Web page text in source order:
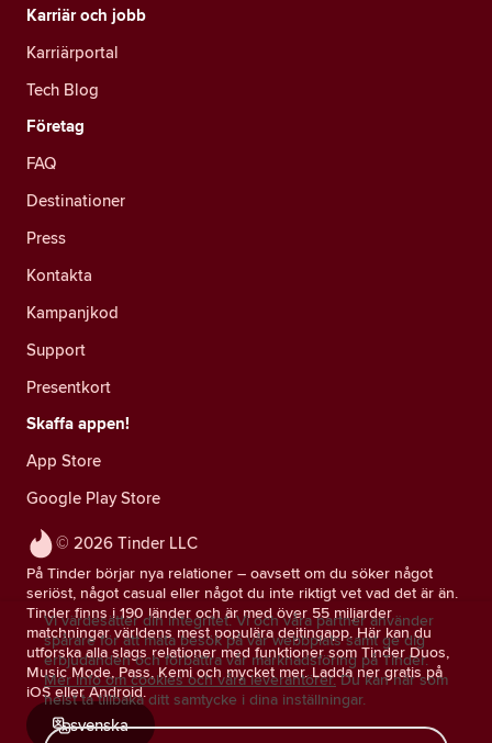
© 2026 Tinder LLC
På Tinder börjar nya relationer – oavsett om du söker något
seriöst, något casual eller något du inte riktigt vet vad det är än.
Tinder finns i 190 länder och är med över 55 miljarder
matchningar världens mest populära dejtingapp. Här kan du
utforska alla slags relationer med funktioner som Tinder Duos,
Music Mode, Pass, Kemi och mycket mer. Ladda ner gratis på
iOS eller Android.
svenska
Karriär och jobb
Karriärportal
Tech Blog
Företag
FAQ
Destinationer
Press
Kontakta
Kampanjkod
Support
Presentkort
Skaffa appen!
App Store
Google Play Store
Vi värdesätter din integritet. Vi och våra partner använder
spårare för att mäta besök på vår webbplats samt ge dig
erbjudanden och förbättra vår marknadsföring på Tinder.
Mer info om cookies och våra leverantörer. Du kan när som
helst ta tillbaka ditt samtycke i dina inställningar.